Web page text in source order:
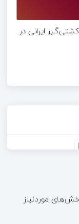
ایرانی در
موردنیاز